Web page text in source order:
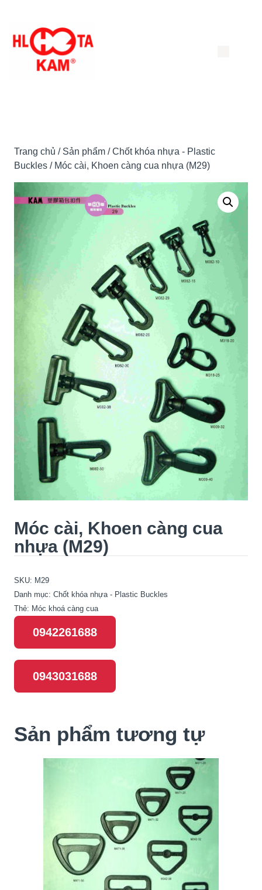
đến
Trang chủ / Sản phẩm /Chốt khóa nhựa - Plastic
Buckles / Móc cài, Khoen càng cua nhựa (M29)
Móc cài, Khoen càng cua
nhựa (M29)
SKU: M29
Danh mục: Chốt khóa nhựa - Plastic Buckles
Thẻ: Móc khoá càng cua
0942261688
0943031688
Sản phẩm tương tự